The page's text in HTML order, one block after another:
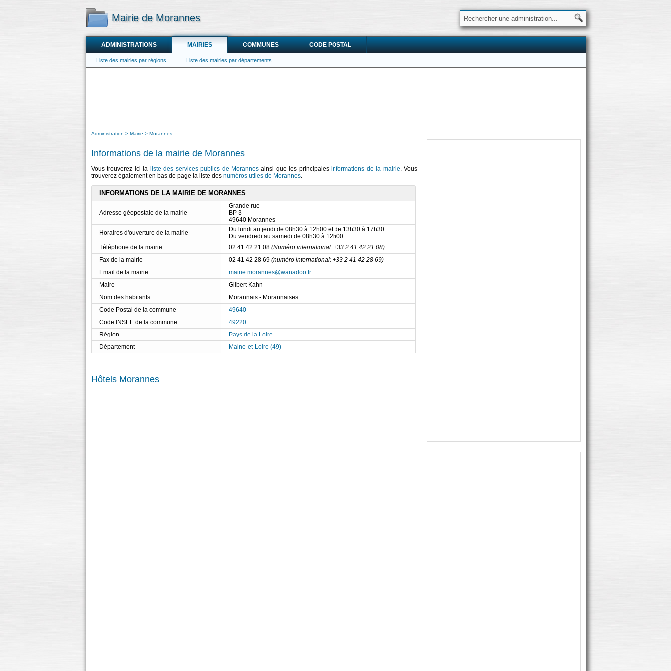
Mairie de Morannes
ADMINISTRATIONS MAIRIES COMMUNES CODE POSTAL
Liste des mairies par régions Liste des mairies par départements
Administration Mairie Morannes
Informations de la mairie de Morannes
Vous trouverez ici la liste des services publics de Morannes ainsi que les principalesinformations de la mairie. Vous
trouverez également en bas de page la liste des numéros utiles de Morannes.
INFORMATIONS DE LA MAIRIE DE MORANNES
Adresse géopostale de la mairie
Grande rue
BP 3
49640 Morannes
Horaires d'ouverture de la mairie
Du lundi au jeudi de 08h30 à 12h00 et de 13h30 à 17h30
Du vendredi au samedi de 08h30 à 12h00
Téléphone de la mairie
02 41 42 21 08 (Numéro international: +33 2 41 42 21 08)
Fax de la mairie
02 41 42 28 69 (numéro international: +33 2 41 42 28 69)
Email de la mairie
mairie.morannes@wanadoo.fr
Maire
Gilbert Kahn
Nom des habitants
Morannais - Morannaises
Code Postal de la commune
49640
Code INSEE de la commune
49220
Région
Pays de la Loire
Département
Maine-et-Loire (49)
Hôtels Morannes